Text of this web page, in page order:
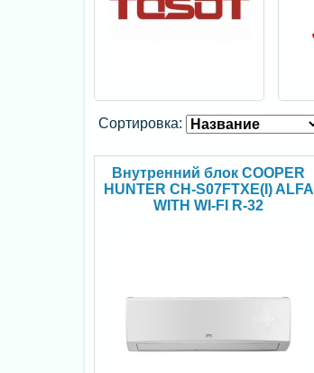
Сортировка:
Внутренний блок COOPER
HUNTER CH-S07FTXE(I) ALFA
WITH WI-FI R-32